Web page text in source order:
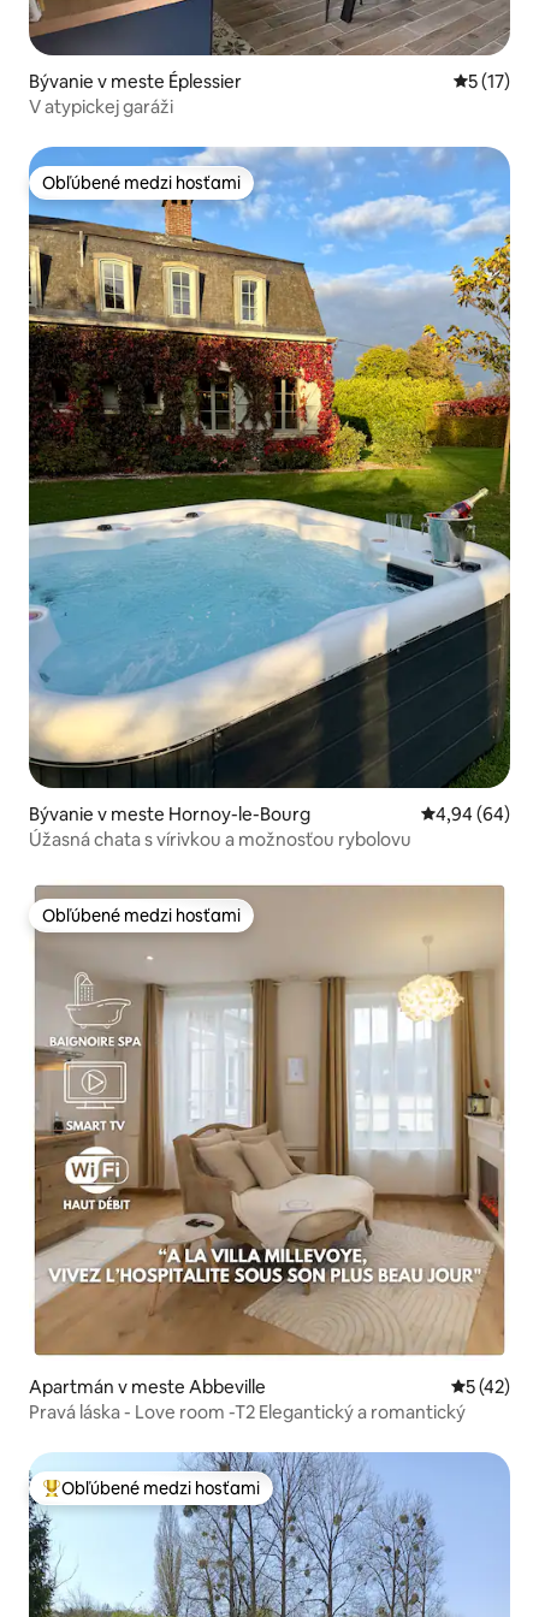
Bývanie v meste Éplessier
5 (17)
V atypickej garáži
Obľúbené medzi hosťami
Obľúbené medzi hosťami
Bývanie v meste Hornoy-le-Bourg Priemerné
4,94 (64)
Úžasná chata s vírivkou a možnosťou rybolovu
Obľúbené medzi hosťami
Obľúbené medzi hosťami
Apartmán v meste Abbeville
5 (42)
Pravá láska - Love room -T2 Elegantický a romantický
Najobľúbenejšie medzi hosťami
Obľúbené medzi hosťami